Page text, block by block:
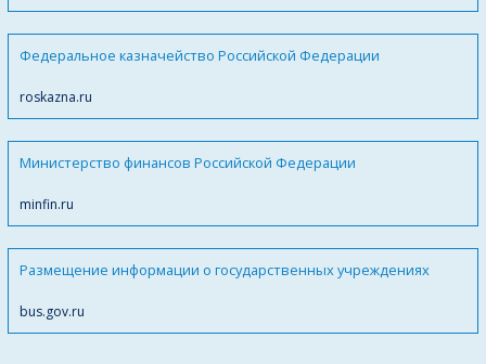
Федеральное казначейство Российской Федерации
roskazna.ru
Министерство финансов Российской Федерации
minfin.ru
Размещение информации о государственных учреждениях
bus.gov.ru